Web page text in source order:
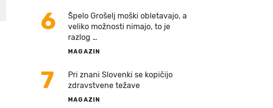
6
Špelo Grošelj moški obletavajo, a
veliko možnosti nimajo, to je
razlog …
MAGAZIN
7
Pri znani Slovenki se kopičijo
zdravstvene težave
MAGAZIN